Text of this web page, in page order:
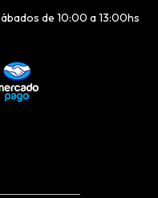
de 10:00 a 13:00hs